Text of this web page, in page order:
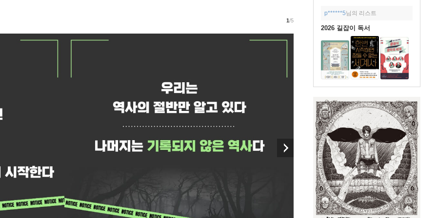
p******5님의 리스트
2026 길잡이 독서
1/5